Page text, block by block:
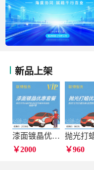
新品上架
漆面镀晶优惠套餐
￥2000
￥960